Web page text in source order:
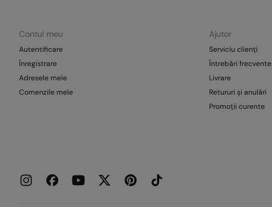
Contul meu
Autentificare
Înregistrare
Adresele mele
Comenzile mele
Ajutor
Serviciu clienți
Întrebări frecvente
Livrare
Retururi și anulări
Promoții curente